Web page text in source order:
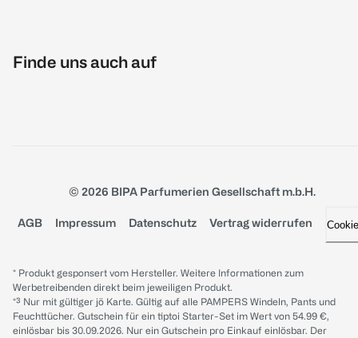
Finde uns auch auf
© 2026 BIPA Parfumerien Gesellschaft m.b.H.
AGB Impressum Datenschutz Vertrag widerrufen
* Produkt gesponsert vom Hersteller. Weitere Informationen zum
Werbetreibenden direkt beim jeweiligen Produkt.
*³ Nur mit gültiger jö Karte. Gültig auf alle PAMPERS Windeln, Pants und
Feuchttücher. Gutschein für ein tiptoi Starter-Set im Wert von 54.99 €,
einlösbar bis 30.09.2026. Nur ein Gutschein pro Einkauf einlösbar. Der